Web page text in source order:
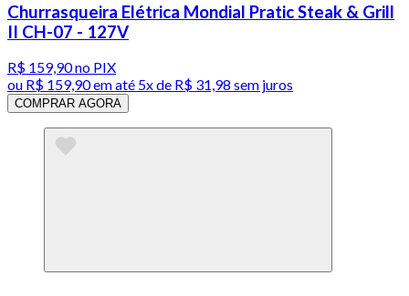
Churrasqueira Elétrica Mondial Pratic Steak & Grill
II CH-07 - 127V
R$ 159,90no PIX
ou R$ 159,90em até 5x de R$ 31,98 sem juros
COMPRAR AGORA